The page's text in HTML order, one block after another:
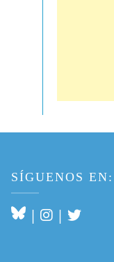
SÍGUENOS EN:
| |